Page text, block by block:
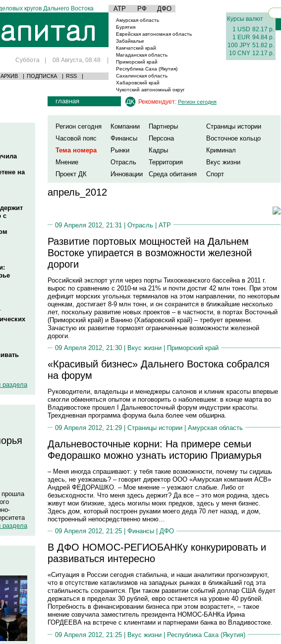
кругов Дальнего Востока АТР РФ ДФО
Суббота | 08 Августа, 08:48 |
АРХИВ | ПОДПИСКА | RSS |
Амурская область
Бурятия
Еврейская автономная область
Забайкалье
Камчатский край
Магаданская область
Приморский край
Республика Саха (Якутия)
Сахалинская область
Хабаровский край
Чукотский автономный округ
Курсы валют
1 USD 82.17 р.
1 EUR 94.84 р.
100 JPY 51.82 р.
10 CNY 12.17 р.
на
с
раздела
прошла
раздела
главная Рекомендует: Регион сегодня
Регион сегодня Компании Партнеры
Страницы истории
Часовой пояс
Финансы Персона
Восточное кольцо
Тема номера
Рынки Кадры
Криминал
Мнение
Отрасль Территория
Вкус жизни
Проект ДК
Инновации Среда обитания Спорт
апрель_2012
09 Апреля 2012, 21:31 | Отрасль | АТР
Развитие портовых мощностей на Дальнем
Востоке упирается в возможности железной
дороги
Российский экспорт угля через порты Тихоокеанского бассейна в 2011 г.
вырос по сравнению с 2010-м на 21% и почти достиг 42 млн тонн. При этом
дефицит морских угольных терминалов на этом направлении, по некоторым
оценкам, достигает 8-9 млн тонн, и он сохранится в ближайшие несколько
лет, поскольку развитие новых проектов – в частности, в портах Восточный
(Приморский край) и Ванино (Хабаровский край) – требует времени.
Зачастую их развитие тормозят ограниченные возможности железной
дороги.
09 Апреля 2012, 21:30 |
Вкус жизни Приморский край
«Красивый бизнес» Дальнего Востока собрался
на форум
Руководители, владельцы и менеджеры салонов и клиник красоты впервые
смогли обменяться опытом и поговорить о наболевшем: в конце марта во
Владивостоке прошел I Дальневосточный форум индустрии красоты.
Трехдневная программа форума была более чем обширна.
09 Апреля 2012, 21:29 | Страницы истории | Амурская область
Дальневосточные корни: На примере семьи
Федорашко можно узнать историю Приамурья
– Меня иногда спрашивают: у тебя такие возможности, почему ты сидишь
здесь, не уезжаешь? – говорит директор ООО «Амурская компания АСВ»
Андрей ФЕДОРАШКО. – Мое мнение – уезжают слабые. Либо от
безысходности. Что меня здесь держит? Да все – это моя родина, здесь
живут мои близкие, здесь могилы моих предков, здесь у меня бизнес.
Здесь дом, который построен руками моего деда 70 лет назад, и дом,
построенный непосредственно мною…
09 Апреля 2012, 21:25 | Финансы ДФО
В ДФО НОМОС-РЕГИОБАНКу конкурировать и
развиваться интересно
«Ситуация в России сегодня стабильна, и наши аналитики прогнозируют,
что в отсутствие катаклизмов на западных рынках в ближайший год эта
стабильность сохранится. При таком развитии событий доллар США будет
держаться в пределах 30 рублей, евро останется на уровне 40 рублей.
Потребность в финансировании бизнеса при этом возрастет», – такое
мнение озвучила заместитель президента НОМОС-БАНКа Ирина
ГОРДЕЕВА на встрече с клиентами и партнерами банка во Владивостоке.
09 Апреля 2012, 21:25 | Вкус жизни | Республика Саха (Якутия)